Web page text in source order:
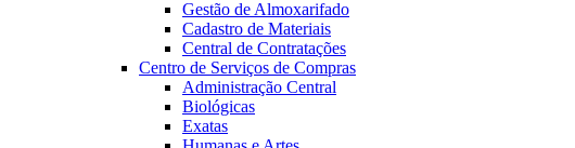
Gestão de Almoxarifado
Cadastro de Materiais
Central de Contratações
Centro de Serviços de Compras
Administração Central
Biológicas
Exatas